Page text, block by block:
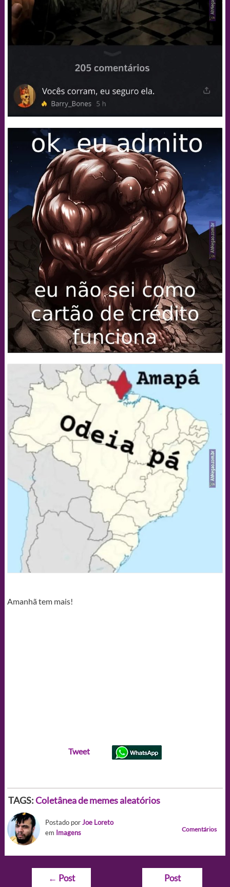
Amanhã tem mais!
Tweet
TAGS:Coletânea de memes aleatórios
Postado porJoe Loreto
em Imagens Comentários
Navegação
← Post
Post